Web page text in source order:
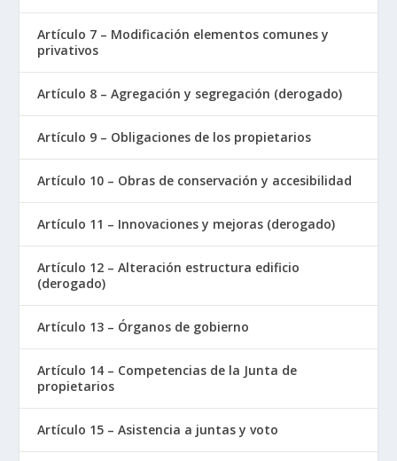
Artículo 7 – Modificación elementos comunes y
privativos
Artículo 8 – Agregación y segregación (derogado)
Artículo 9 – Obligaciones de los propietarios
Artículo 10 – Obras de conservación y accesibilidad
Artículo 11 – Innovaciones y mejoras (derogado)
Artículo 12 – Alteración estructura edificio
(derogado)
Artículo 13 – Órganos de gobierno
Artículo 14 – Competencias de la Junta de
propietarios
Artículo 15 – Asistencia a juntas y voto